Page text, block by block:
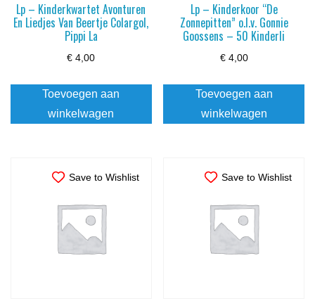
Lp – Kinderkwartet Avonturen
En Liedjes Van Beertje Colargol,
Pippi La
€ 4,00
Toevoegen aan
winkelwagen
Lp – Kinderkoor “De
Zonnepitten” o.l.v. Gonnie
Goossens – 50 Kinderli
€4,00
Toevoegen aan
winkelwagen
Save to Wishlist Save to Wishlist